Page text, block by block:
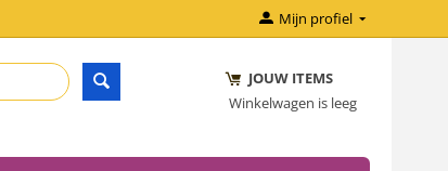
Mijn profiel
JOUW ITEMS
Winkelwagen is leeg